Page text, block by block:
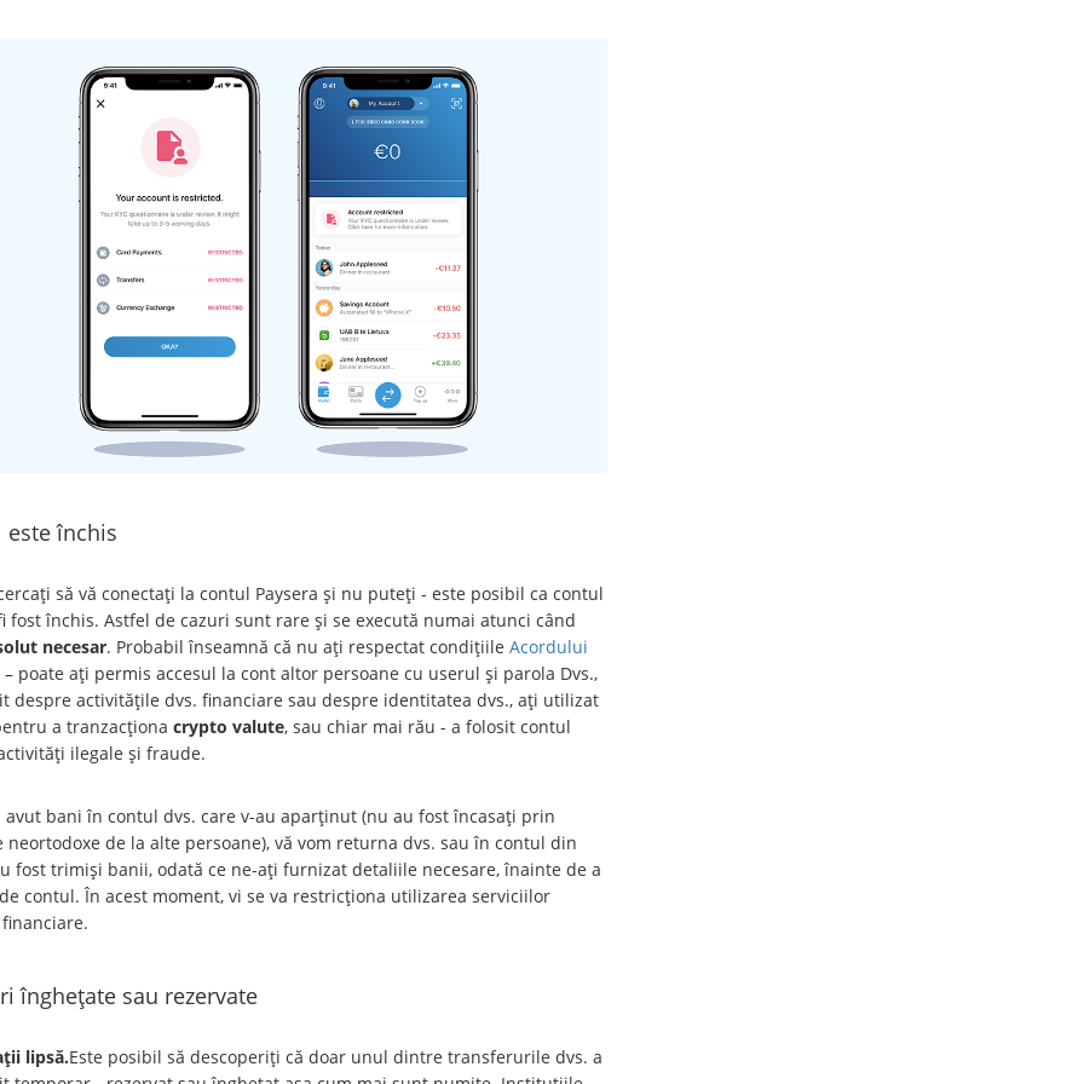
este închis
să vă conectați la contul Paysera și nu puteți - este posibil ca contul
fost închis. Astfel de cazuri sunt rare și se execută numai atunci când
necesar. Probabil înseamnă că nu ați respectat condițiile Acordului
– poate ați permis accesul la cont altor persoane cu userul și parola Dvs.,
despre activitățile dvs. financiare sau despre identitatea dvs., ați utilizat
a tranzacționa crypto valute, sau chiar mai rău - a folosit contul
ilegale și fraude.
avut bani în contul dvs. care v-au aparținut (nu au fost încasați prin
neortodoxe de la alte persoane), vă vom returna dvs. sau în contul din
fost trimiși banii, odată ce ne-ați furnizat detaliile necesare, înainte de a
contul. În acest moment, vi se va restricționa utilizarea serviciilor
înghețate sau rezervate
lipsă.Este posibil să descoperiți că doar unul dintre transferurile dvs. a